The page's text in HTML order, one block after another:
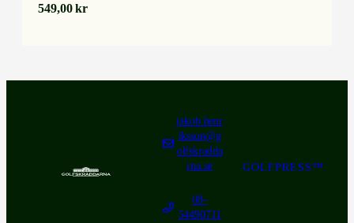
549,00kr
jakob.henr
iksson@g
olfskradda
rna.se
08-
54490711
GOLFPRESS™